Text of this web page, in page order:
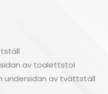
av toalettstol
undersidan av tvättställ